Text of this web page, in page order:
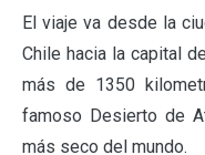
El viaje va desde la
Chile hacia la capital
más de 1350
famoso Desierto de
más seco del mundo.